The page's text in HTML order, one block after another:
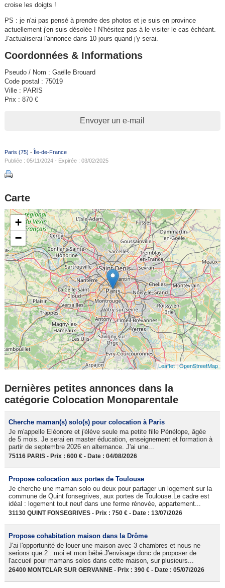
croise les doigts !
PS : je n'ai pas pensé à prendre des photos et je suis en province
actuellement j'en suis désolée ! N'hésitez pas à le visiter le cas échéant.
J'actualiserai l'annonce dans 10 jours quand j'y serai.
Coordonnées & Informations
Pseudo / Nom : Gaëlle Brouard
Code postal : 75019
Ville : PARIS
Prix : 870 €
Envoyer un e-mail
Paris (75) - Île-de-France
Publiée : 05/11/2024 - Expirée : 03/02/2025
Carte
+
−
Leaflet|OpenStreetMap
Dernières petites annonces dans la
catégorie Colocation Monoparentale
Cherche maman(s) solo(s) pour colocation à Paris
Je m'appelle Eléonore et j'élève seule ma petite fille Pénélope, âgée
de 5 mois. Je serai en master éducation, enseignement et formation à
partir de septembre 2026 en alternance. J'ai une...
75116 PARIS - Prix : 600 € - Date : 04/08/2026
Propose colocation aux portes de Toulouse
Je cherche une maman solo ou deux pour partager un logement sur la
commune de Quint fonsegrives, aux portes de Toulouse.Le cadre est
idéal : logement tout neuf dans une ferme rénovée, appartement...
31130 QUINT FONSEGRIVES - Prix : 750 € - Date : 13/07/2026
Propose cohabitation maison dans la Drôme
J'ai l'opportunité de louer une maison avec 3 chambres et nous ne
serions que 2 : moi et mon bébé.J'envisage donc de proposer de
l'accueil pour mamans solos dans cette maison, sur plusieurs...
26400 MONTCLAR SUR GERVANNE - Prix : 390 € - Date : 05/07/2026